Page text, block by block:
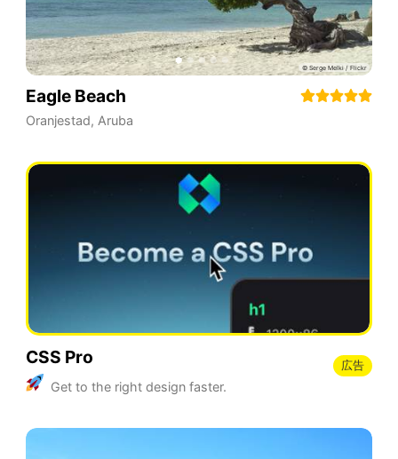
Eagle Beach
Oranjestad, Aruba
CSS Pro
Get to the right design faster.
広告